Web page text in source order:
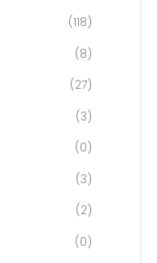
(118)
(8)
(27)
(3)
(0)
(3)
(2)
(0)